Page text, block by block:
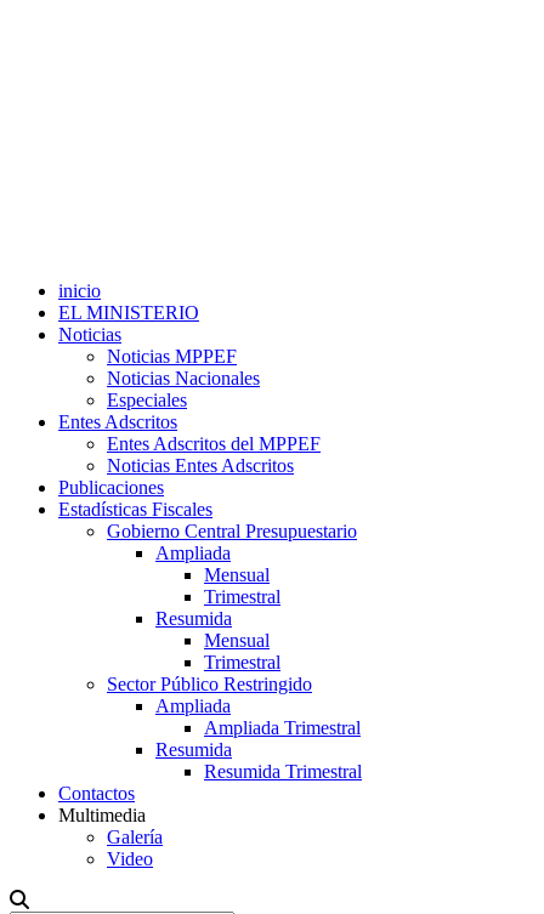
inicio
EL MINISTERIO
Noticias
Noticias MPPEF
Noticias Nacionales
Especiales
Entes Adscritos
Entes Adscritos del MPPEF
Noticias Entes Adscritos
Publicaciones
Estadísticas Fiscales
Gobierno Central Presupuestario
Ampliada
Mensual
Trimestral
Resumida
Mensual
Trimestral
Sector Público Restringido
Ampliada
Ampliada Trimestral
Resumida
Resumida Trimestral
Contactos
Multimedia
Galería
Video